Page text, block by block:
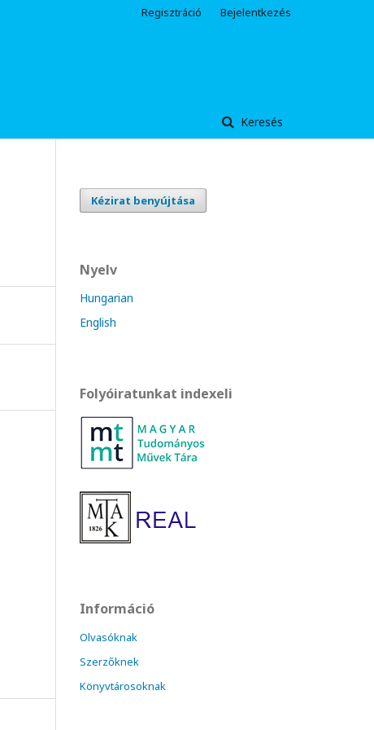
Keresés
Regisztráció Bejelentkezés
Kézirat benyújtása
Nyelv
Hungarian
English
Folyóiratunkat indexeli
Információ
Olvasóknak
Szerzőknek
Könyvtárosoknak